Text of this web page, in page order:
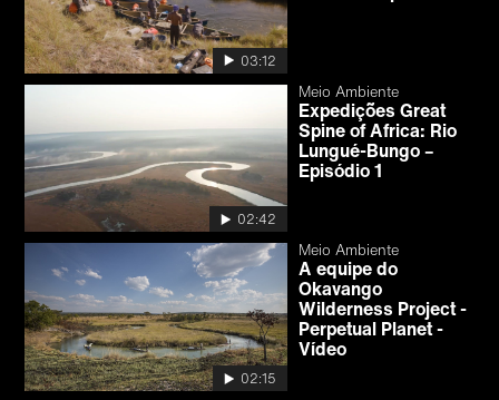
03:12
02:42
Meio Ambiente
Expedições Great
Spine of Africa: Rio
Lungué-Bungo –
Episódio 1
02:15
Meio Ambiente
A equipe do
Okavango
Wilderness Project -
Perpetual Planet -
Vídeo